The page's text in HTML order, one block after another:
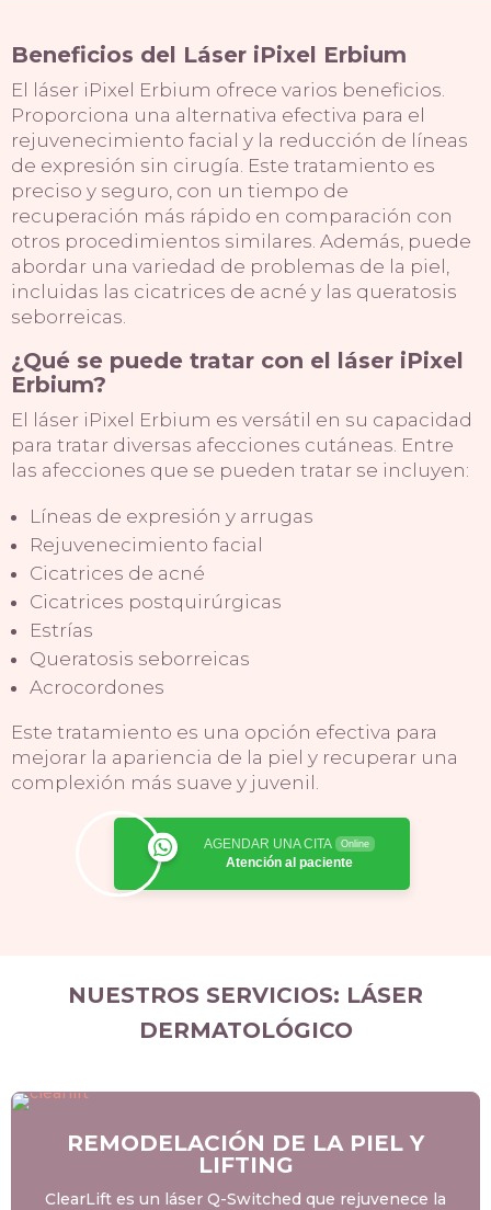
Beneficios del Láser iPixel Erbium
El láser iPixel Erbium ofrece varios beneficios.
Proporciona una alternativa efectiva para el
rejuvenecimiento facial y la reducción de líneas
de expresión sin cirugía. Este tratamiento es
preciso y seguro, con un tiempo de
recuperación más rápido en comparación con
otros procedimientos similares. Además, puede
abordar una variedad de problemas de la piel,
incluidas las cicatrices de acné y las queratosis
seborreicas.
¿Qué se puede tratar con el láser iPixel
Erbium?
El láser iPixel Erbium es versátil en su capacidad
para tratar diversas afecciones cutáneas. Entre
las afecciones que se pueden tratar se incluyen:
Líneas de expresión y arrugas
Rejuvenecimiento facial
Cicatrices de acné
Cicatrices postquirúrgicas
Estrías
Queratosis seborreicas
Acrocordones
Este tratamiento es una opción efectiva para
mejorar la apariencia de la piel y recuperar una
complexión más suave y juvenil.
AGENDAR UNA CITA Online
Atención al paciente
NUESTROS SERVICIOS: LÁSER
DERMATOLÓGICO
REMODELACIÓN DE LA PIEL Y
LIFTING
ClearLift es un láser Q-Switched que rejuvenece la